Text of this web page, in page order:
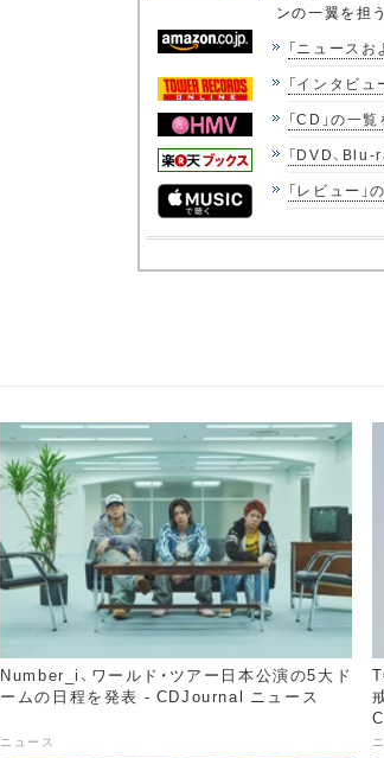
ンの一翼を担
「ニュース
「インタビュ
「CD」の一
「DVD、
「レビュー」
Number_i、ワールド・ツアー日本公演の5大ド
ームの日程を発表 - CDJournal ニュース
ニュース